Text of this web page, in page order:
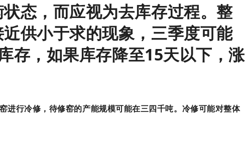
态，而应视为去库存过程。整
供小于求的现象，三季度可能
存，如果库存降至15天以下，涨
进行冷修，待修窑的产能规模可能在三四千吨。冷修可能对整体